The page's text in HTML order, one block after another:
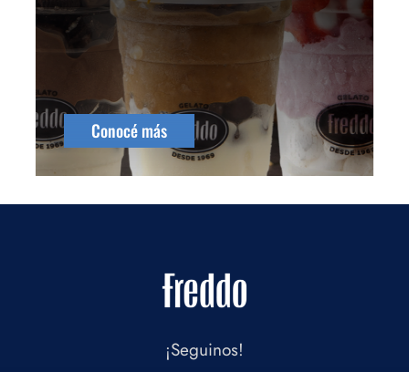
Conocé más
¡Seguinos!